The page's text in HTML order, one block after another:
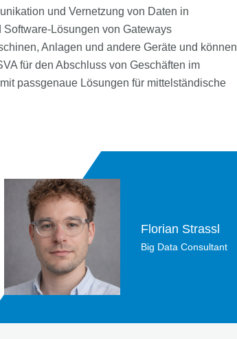
und Vernetzung von Daten in
Lösungen von Gateways
Anlagen und andere Geräte und können
für den Abschluss von Geschäften im
passgenaue Lösungen für mittelständische
Florian Strassl
Big Data Consultant